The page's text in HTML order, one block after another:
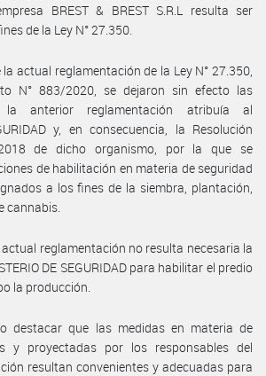
BREST & BREST S.R.L resulta ser
de la Ley N° 27.350.
actual reglamentación de la Ley N° 27.350,
N° 883/2020, se dejaron sin efecto las
la anterior reglamentación atribuía al
y, en consecuencia, la Resolución
de dicho organismo, por la que se
de habilitación en materia de seguridad
a los fines de la siembra, plantación,
cannabis.
actual reglamentación no resulta necesaria la
DE SEGURIDAD para habilitar el predio
la producción.
destacar que las medidas en materia de
y proyectadas por los responsables del
resultan convenientes y adecuadas para